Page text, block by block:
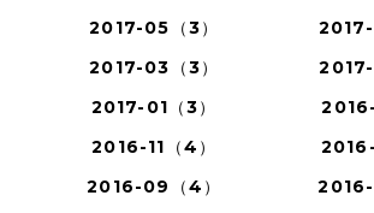
2017-05（3）
2017-
2017-03（3）
2017-
2017-01（3）
2016-
2016-11（4）
2016-
2016-09（4）
2016-